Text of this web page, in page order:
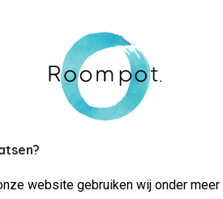
website gebruiken wij onder